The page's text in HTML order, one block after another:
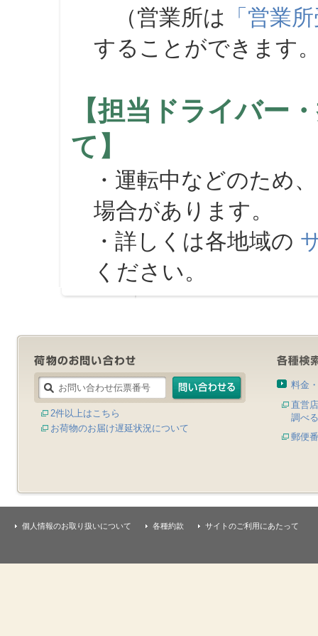
（営業所は 「営業
することができます
【担当ドライバー
て】
・運転中などのため
場合があります。
・詳しくは各地域の
ください。
2件以上はこちら
お荷物のお届け遅延状況について
料金
直営
調べる
郵便
個人情報のお取り扱いについて 各種約款 サイトのご利用にあたって